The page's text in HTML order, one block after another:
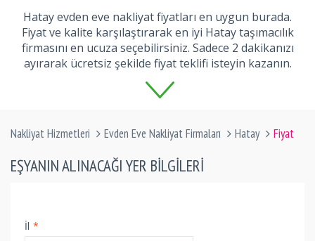
Hatay evden eve nakliyat fiyatları en uygun burada.
Fiyat ve kalite karşılaştırarak en iyi Hatay taşımacılık
firmasını en ucuza seçebilirsiniz. Sadece 2 dakikanızı
ayırarak ücretsiz şekilde fiyat teklifi isteyin kazanın.
Nakliyat Hizmetleri Evden Eve Nakliyat Firmaları Hatay Fiyat
EŞYANIN ALINACAĞI YER BILGILERI
İl *